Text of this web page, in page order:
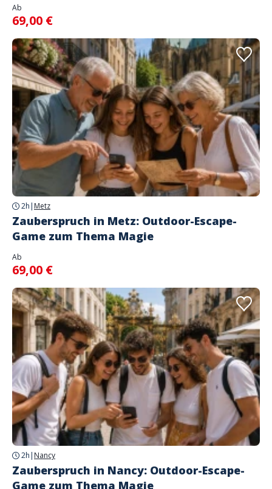
Ab
69,00 €
2h | Metz
Zauberspruch in Metz: Outdoor-Escape-
Game zum Thema Magie
Ab
69,00 €
2h | Nancy
Zauberspruch in Nancy: Outdoor-Escape-
Game zum Thema Magie